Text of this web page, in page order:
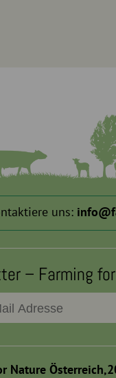
uns: info@
– Farming
Nature